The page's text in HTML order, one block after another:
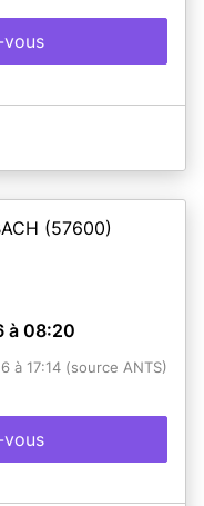
(57600)
à 08:20
à 17:14 (source ANTS)